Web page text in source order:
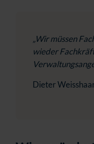
„Wir müssen
wieder
Dieter